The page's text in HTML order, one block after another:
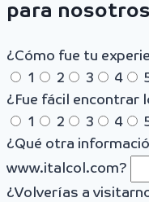
para nosotros
¿Cómo fue tu
1
2 3 4
¿Fue fácil encontrar
1
2 3 4
¿Qué otra
www.italcol.com?
¿Volverías a